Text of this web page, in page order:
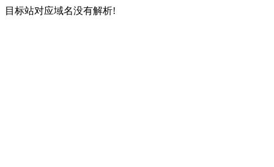
目标站对应域名没有解析!